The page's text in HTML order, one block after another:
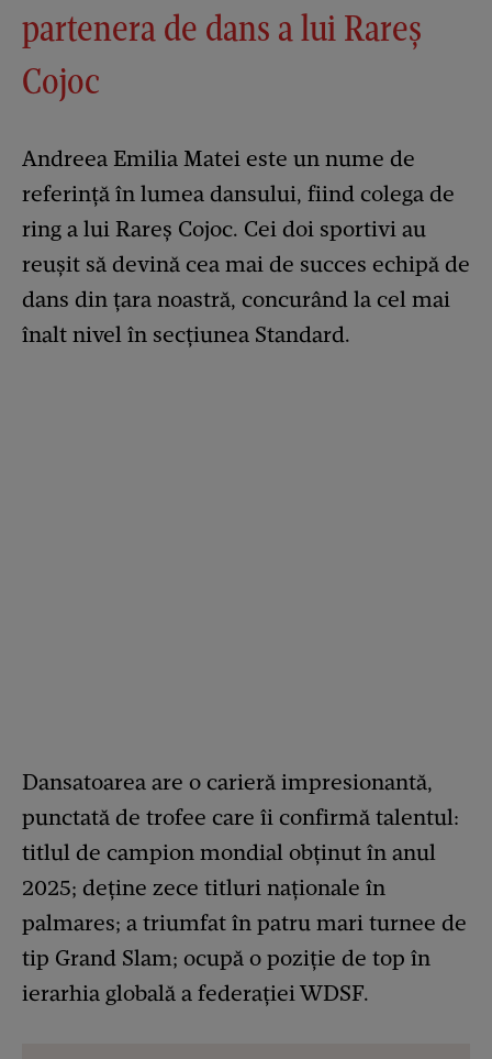
partenera de dans a lui Rareș
Cojoc
Andreea Emilia Matei este un nume de
referință în lumea dansului, fiind colega de
ring a lui Rareș Cojoc. Cei doi sportivi au
reușit să devină cea mai de succes echipă de
dans din țara noastră, concurând la cel mai
înalt nivel în secțiunea Standard.
Dansatoarea are o carieră impresionantă,
punctată de trofee care îi confirmă talentul:
titlul de campion mondial obținut în anul
2025; deține zece titluri naționale în
palmares; a triumfat în patru mari turnee de
tip Grand Slam; ocupă o poziție de top în
ierarhia globală a federației WDSF.